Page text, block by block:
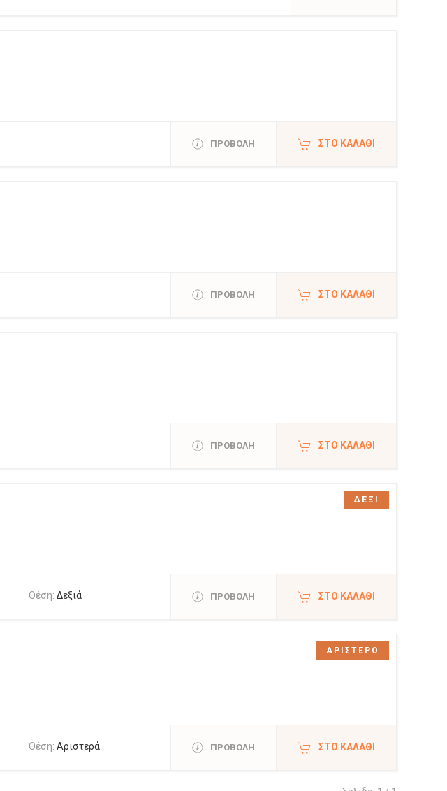
ΠΡΟΒΟΛΗ ΣΤΟ ΚΑΛΆΘΙ
ΠΡΟΒΟΛΗ ΣΤΟ ΚΑΛΆΘΙ
ΠΡΟΒΟΛΗ ΣΤΟ ΚΑΛΆΘΙ
Θέση: Δεξιά ΠΡΟΒΟΛΗ ΣΤΟ ΚΑΛΆΘΙ
ΔΕΞΙ
Θέση: Αριστερά ΠΡΟΒΟΛΗ ΣΤΟ ΚΑΛΆΘΙ
ΑΡΙΣΤΕΡΟ